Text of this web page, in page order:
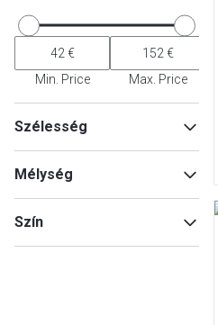
Min. Price Max. Price
Szélesség
Mélység
Szín